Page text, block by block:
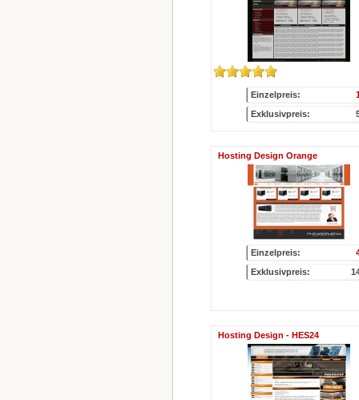
Einzelpreis:
Exklusivpreis:
Hosting Design Orange
Einzelpreis:
Exklusivpreis:
Hosting Design - HES24